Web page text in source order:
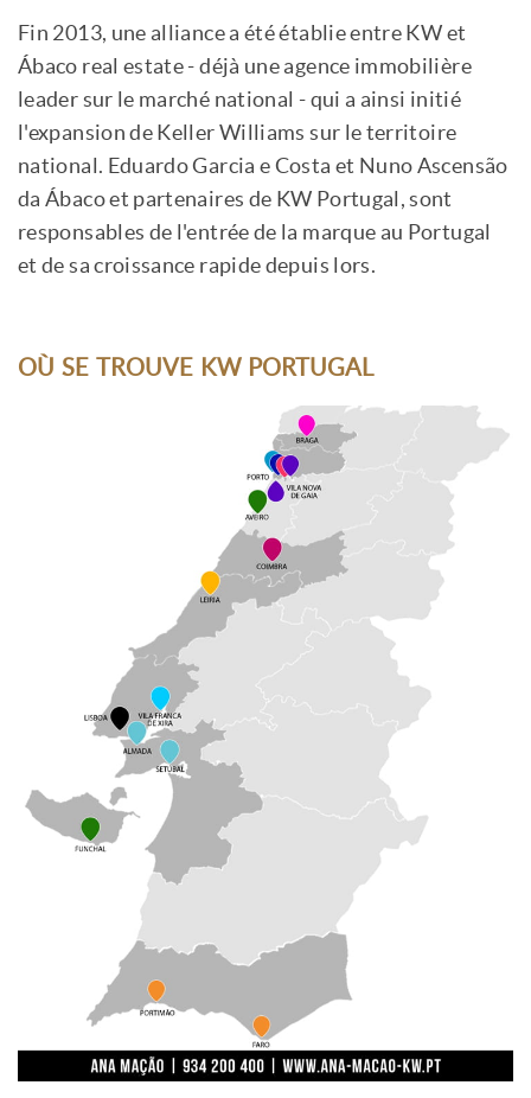
Fin 2013, une alliance a été établie entre KW et
Ábaco real estate - déjà une agence immobilière
leader sur le marché national - qui a ainsi initié
l'expansion de Keller Williams sur le territoire
national. Eduardo Garcia e Costa et Nuno Ascensão
da Ábaco et partenaires de KW Portugal, sont
responsables de l'entrée de la marque au Portugal
et de sa croissance rapide depuis lors.
OÙ SE TROUVE KW PORTUGAL